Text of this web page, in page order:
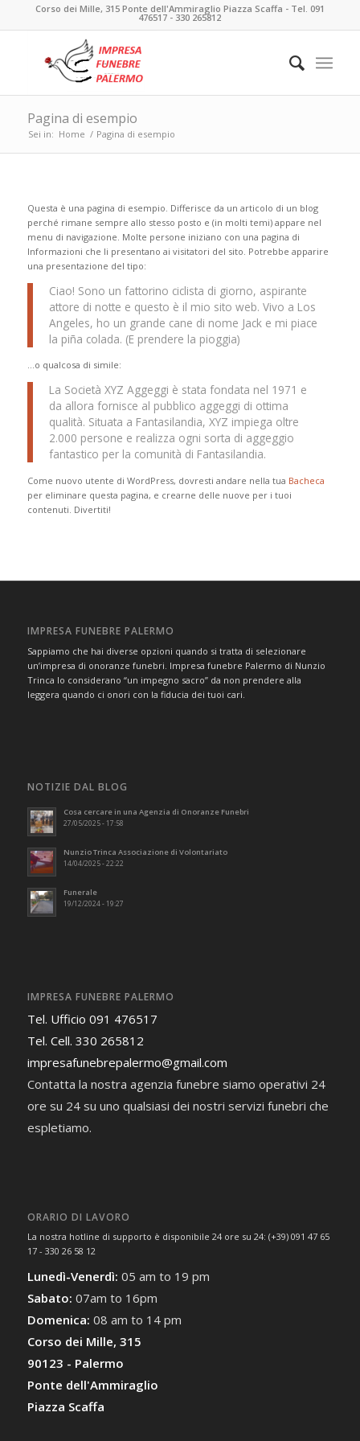
Corso dei Mille, 315 Ponte dell'Ammiraglio Piazza Scaffa - Tel. 091
476517 - 330 265812
Pagina di esempio
Sei in: Home / Pagina di esempio
Questa è una pagina di esempio. Differisce da un articolo di un blog
perché rimane sempre allo stesso posto e (in molti temi) appare nel
menu di navigazione. Molte persone iniziano con una pagina di
Informazioni che li presentano ai visitatori del sito. Potrebbe apparire
una presentazione del tipo:
Ciao! Sono un fattorino ciclista di giorno, aspirante
attore di notte e questo è il mio sito web. Vivo a Los
Angeles, ho un grande cane di nome Jack e mi piace
la piña colada. (E prendere la pioggia)
…o qualcosa di simile:
La Società XYZ Aggeggi è stata fondata nel 1971 e
da allora fornisce al pubblico aggeggi di ottima
qualità. Situata a Fantasilandia, XYZ impiega oltre
2.000 persone e realizza ogni sorta di aggeggio
fantastico per la comunità di Fantasilandia.
Come nuovo utente di WordPress, dovresti andare nella tua Bacheca
per eliminare questa pagina, e crearne delle nuove per i tuoi
contenuti. Divertiti!
IMPRESA FUNEBRE PALERMO
Sappiamo che hai diverse opzioni quando si tratta di selezionare
un’impresa di onoranze funebri. Impresa funebre Palermo di Nunzio
Trinca lo considerano “un impegno sacro” da non prendere alla
leggera quando ci onori con la fiducia dei tuoi cari.
NOTIZIE DAL BLOG
Cosa cercare in una Agenzia di Onoranze Funebri
27/05/2025 - 17:58
Nunzio Trinca Associazione di Volontariato
14/04/2025 - 22:22
Funerale
19/12/2024 - 19:27
IMPRESA FUNEBRE PALERMO
Tel. Ufficio 091 476517
Tel. Cell. 330 265812
impresafunebrepalermo@gmail.com
Contatta la nostra agenzia funebre siamo operativi 24
ore su 24 su uno qualsiasi dei nostri servizi funebri che
espletiamo.
ORARIO DI LAVORO
La nostra hotline di supporto è disponibile 24 ore su 24: (+39) 091 47 65
17 - 330 26 58 12
Lunedì-Venerdì: 05 am to 19 pm
Sabato: 07am to 16pm
Domenica: 08 am to 14 pm
Corso dei Mille, 315
90123 - Palermo
Ponte dell'Ammiraglio
Piazza Scaffa